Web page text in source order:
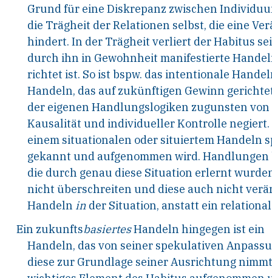
Grund für eine Diskrepanz zwischen
die Trägheit der Relationen selbst, die eine
hindert. In der Trägheit verliert der Habitus
durch ihn in Gewohnheit manifestierte
richtet ist. So ist bspw. das intentionale
Handeln, das auf zukünftigen Gewinn
der eigenen Handlungslogiken zugunsten von
Kausalität und individueller Kontrolle
einem situationalen oder situiertem Handeln
gekannt und aufgenommen wird.
die durch genau diese Situation erlernt
nicht überschreiten und diese auch nicht
Handeln in der Situation, anstatt ein
Ein zukunftsbasiertesHandeln hingegen ist ein
Handeln, das von seiner spekulativen
diese zur Grundlage seiner Ausrichtung